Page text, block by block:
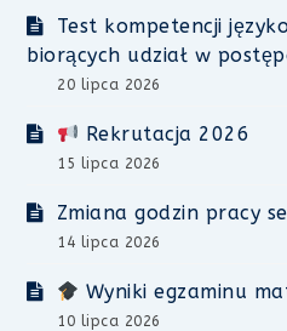
Test kompetencji
biorących udział w
20 lipca 2026
Rekrutacja 2026
15 lipca 2026
Zmiana godzin pracy
14 lipca 2026
Wyniki egzaminu
10 lipca 2026